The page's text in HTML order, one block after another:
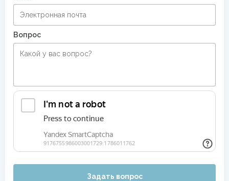
Вопрос
Задать вопрос